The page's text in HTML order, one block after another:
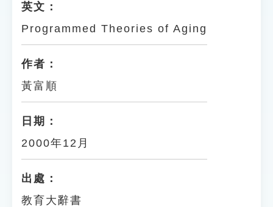
教學應用
貓頭鷹博士
英文：
Programmed Theories of Aging
作者：
黃富順
日期：
2000年12月
出處：
教育大辭書